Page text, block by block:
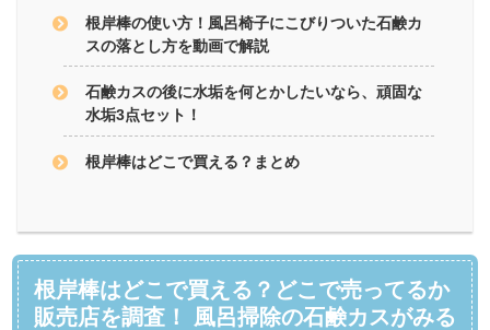
根岸棒の使い方！風呂椅子にこびりついた石鹸カ
スの落とし方を動画で解説
石鹸カスの後に水垢を何とかしたいなら、頑固な
水垢3点セット！
根岸棒はどこで買える？まとめ
根岸棒はどこで買える？どこで売ってるか
販売店を調査！ 風呂掃除の石鹸カスがみる